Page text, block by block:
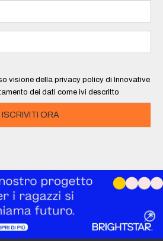
visione della privacy policy di Innovative
dei dati come ivi descritto
ISCRIVITI ORA